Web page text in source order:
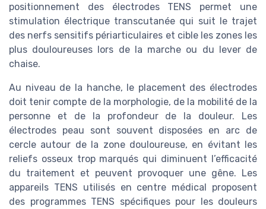
positionnement des électrodes TENS permet une
stimulation électrique transcutanée qui suit le trajet
des nerfs sensitifs périarticulaires et cible les zones les
plus douloureuses lors de la marche ou du lever de
chaise.
Au niveau de la hanche, le placement des électrodes
doit tenir compte de la morphologie, de la mobilité de la
personne et de la profondeur de la douleur. Les
électrodes peau sont souvent disposées en arc de
cercle autour de la zone douloureuse, en évitant les
reliefs osseux trop marqués qui diminuent l’efficacité
du traitement et peuvent provoquer une gêne. Les
appareils TENS utilisés en centre médical proposent
des programmes TENS spécifiques pour les douleurs